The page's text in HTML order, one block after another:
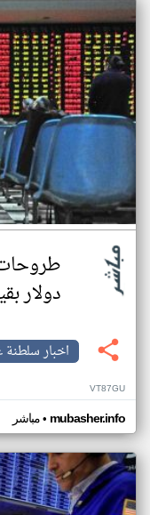
دولار
اخبار سلطنة
VT87GU
مباشر• mubasher.info